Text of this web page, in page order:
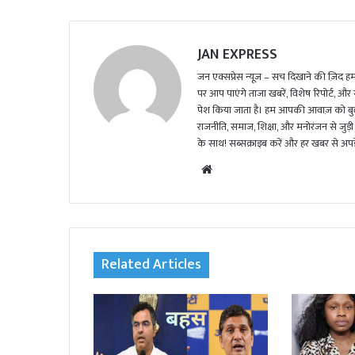
JAN EXPRESS
जन एक्सप्रेस न्यूज़ – सच दिखाने की ज़िद
पर आप पाएंगे ताजा खबरें, विशेष रिपोर्ट, और
पेश किया जाता है। हम आपकी आवाज़ को
राजनीति, समाज, शिक्षा, और मनोरंजन से
के साथ! सब्सक्राइब करें और हर खबर से
te
Related Articles